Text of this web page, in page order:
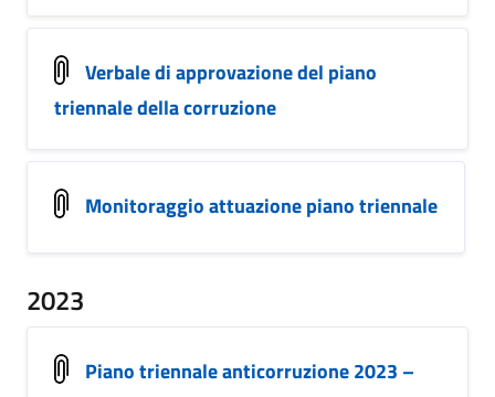
Verbale di approvazione del piano
triennale della corruzione
Monitoraggio attuazione piano triennale
2023
Piano triennale anticorruzione 2023 –